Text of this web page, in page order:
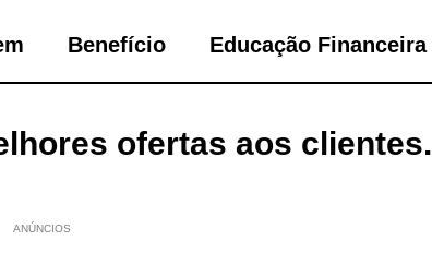
Benefício Educação Financeira
ofertas aos clientes.
ANÚNCIOS